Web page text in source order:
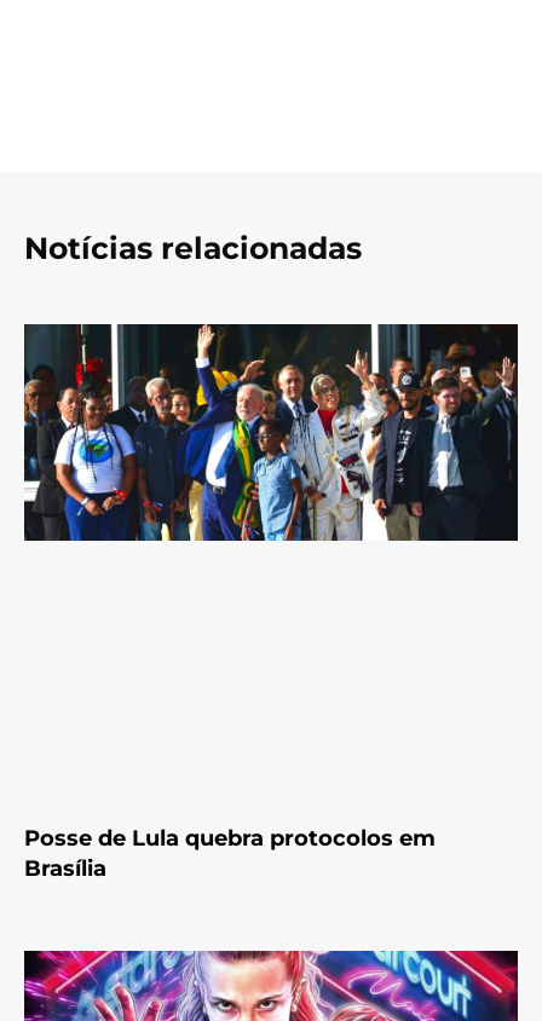
Notícias relacionadas
Posse de Lula quebra protocolos em
Brasília